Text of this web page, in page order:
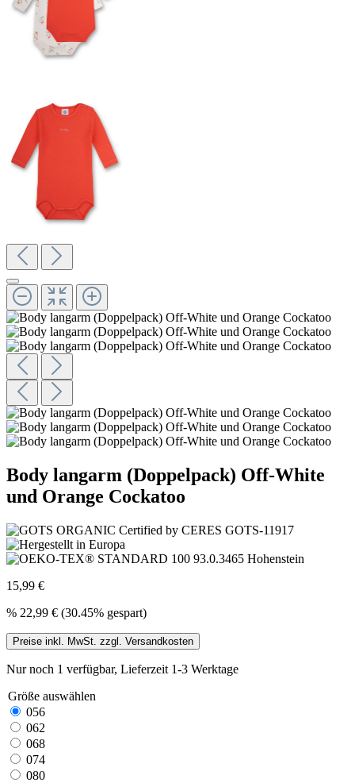
Body langarm (Doppelpack) Off-White
und Orange Cockatoo
15,99 €
% 22,99 € (30.45% gespart)
Preise inkl. MwSt. zzgl. Versandkosten
Nur noch 1 verfügbar, Lieferzeit 1-3 Werktage
Größe auswählen
056
062
068
074
080